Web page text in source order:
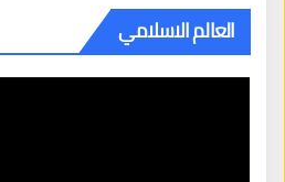
العالم الاسلامي